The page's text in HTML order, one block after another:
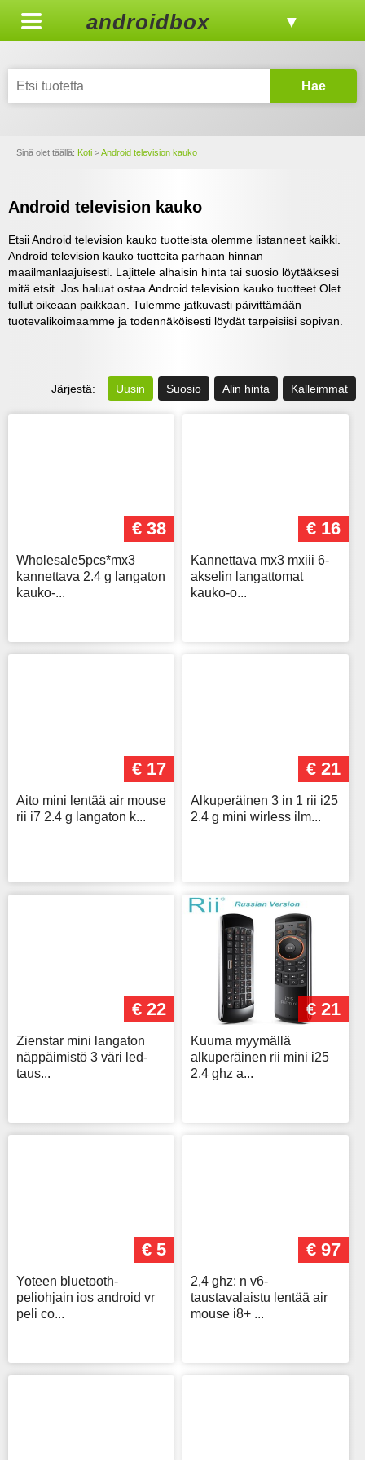
androidbox ▼
Hae
Sinä olet täällä: Koti >Android television kauko
Android television kauko
Etsii Android television kauko tuotteista olemme listanneet kaikki.
Android television kauko tuotteita parhaan hinnan
maailmanlaajuisesti. Lajittele alhaisin hinta tai suosio löytääksesi
mitä etsit. Jos haluat ostaa Android television kauko tuotteet Olet
tullut oikeaan paikkaan. Tulemme jatkuvasti päivittämään
tuotevalikoimaamme ja todennäköisesti löydät tarpeisiisi sopivan.
Järjestä: Uusin Suosio Alin hinta Kalleimmat
€ 38
Wholesale5pcs*mx3
kannettava 2.4 g langaton
kauko-...
€ 16
Kannettava mx3 mxiii 6-
akselin langattomat
kauko-o...
€ 17
Aito mini lentää air mouse
rii i7 2.4 g langaton k...
€ 21
Alkuperäinen 3 in 1 rii i25
2.4 g mini wirless ilm...
€ 22
Zienstar mini langaton
näppäimistö 3 väri led-
taus...
€ 21
Kuuma myymällä
alkuperäinen rii mini i25
2.4 ghz a...
€ 5
Yoteen bluetooth-
peliohjain ios android vr
peli co...
€ 97
2,4 ghz: n v6-
taustavalaistu lentää air
mouse i8+ ...